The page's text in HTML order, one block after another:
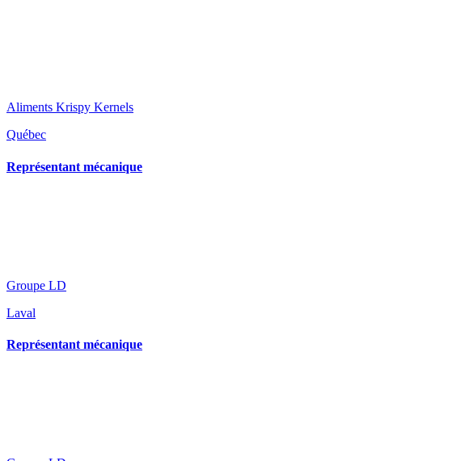
Aliments Krispy Kernels
Québec
Représentant mécanique
Groupe LD
Laval
Représentant mécanique